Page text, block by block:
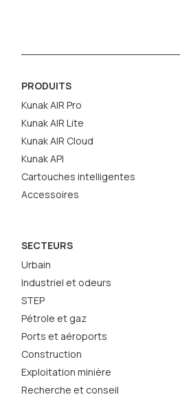
PRODUITS
Kunak AIR Pro
Kunak AIR Lite
Kunak AIR Cloud
Kunak API
Cartouches intelligentes
Accessoires
SECTEURS
Urbain
Industriel et odeurs
STEP
Pétrole et gaz
Ports et aéroports
Construction
Exploitation minière
Recherche et conseil